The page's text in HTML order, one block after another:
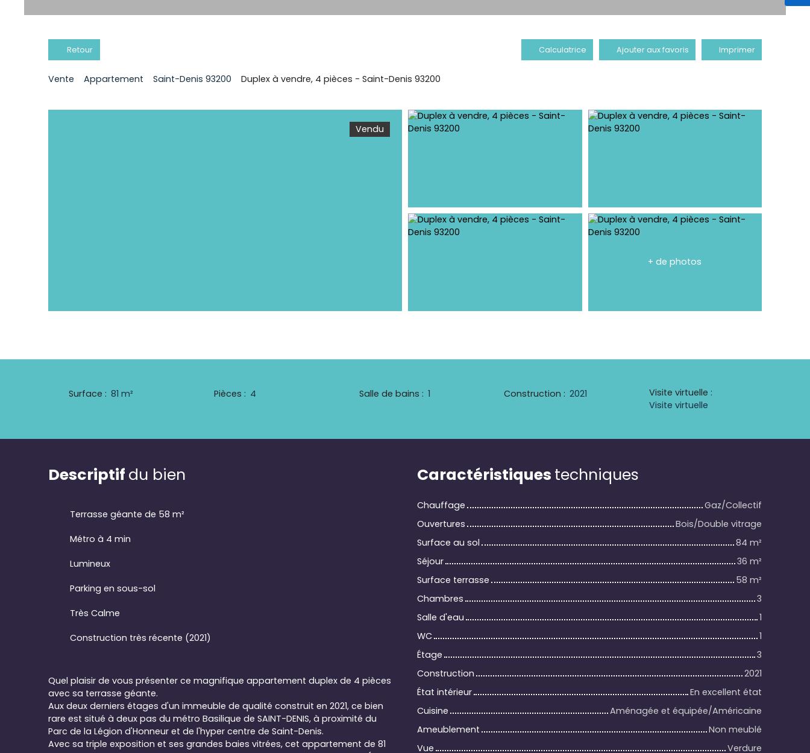
Retour Calculatrice Ajouter aux favoris Imprimer
Vente Appartement Saint-Denis 93200 Duplex à vendre, 4 pièces - Saint-Denis 93200
Vendu
+ de photos
Surface : 81 m² Pièces : 4 Salle de bains : 1 Construction : 2021 Visite virtuelle :
Visite virtuelle
Descriptif du bien
Terrasse géante de 58 m²
Métro à 4 min
Lumineux
Parking en sous-sol
Très Calme
Construction très récente (2021)
Quel plaisir de vous présenter ce magnifique appartement duplex de 4 pièces
avec sa terrasse géante.
Aux deux derniers étages d'un immeuble de qualité construit en 2021, ce bien
rare est situé à deux pas du métro Basilique de SAINT-DENIS, à proximité du
Parc de la Légion d'Honneur et de l'hyper centre de Saint-Denis.
Avec sa triple exposition et ses grandes baies vitrées, cet appartement de 81
Caractéristiques techniques
Chauffage
Gaz/Collectif
Ouvertures
Bois/Double vitrage
Surface au sol
84 m²
Séjour
36 m²
Surface terrasse
58 m²
Chambres
3
Salle d'eau
1
WC
1
Étage
3
Construction
2021
État intérieur
En excellent état
Cuisine
Aménagée et équipée/Américaine
Ameublement
Non meublé
Vue
Verdure